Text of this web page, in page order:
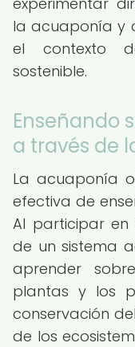
la acuaponía y
el contexto
sostenible.
Enseñando
a través de
La acuaponía
efectiva de
Al participar en
de un sistema
aprender
plantas y los
conservación
de los